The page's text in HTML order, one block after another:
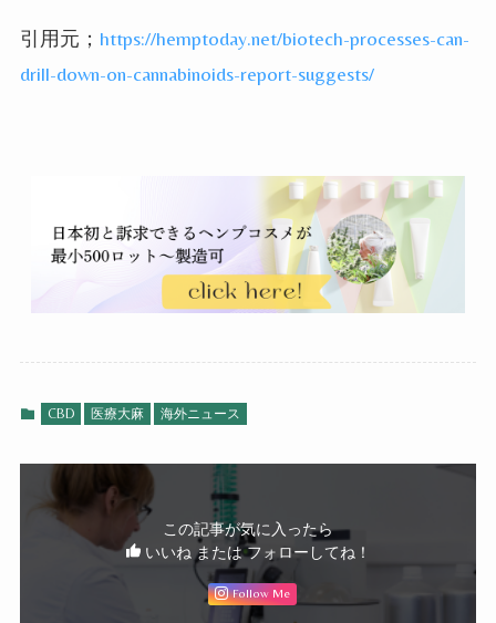
引用元； https://hemptoday.net/biotech-processes-can-
drill-down-on-cannabinoids-report-suggests/
CBD 医療大麻 海外ニュース
この記事が気に入ったら
いいね または フォローしてね！
Follow Me